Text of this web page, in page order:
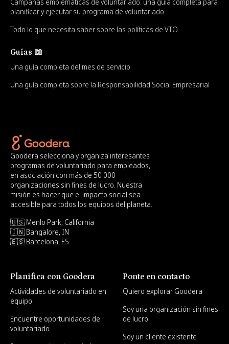
planificar y ejecutar su programa de voluntariado
Todo lo que necesita saber sobre las políticas de VTO
Guías 📖
Una guía completa del mes de servicio
Una guía completa sobre la Responsabilidad Social Empresarial
Goodera selecciona y organiza interesantes
programas de voluntariado para empleados,
en asociación con más de 50 000
organizaciones sin fines de lucro. Nuestra
misión es hacer que el impacto social sea
accesible para todos los equipos del planeta.
🇺🇸 Menlo Park, California
🇮🇳 Bangalore, IN
🇪🇸 Barcelona, ES
Planifica con Goodera
Actividades de voluntariado en
equipo
Encuentre oportunidades de
voluntariado
Ponte en contacto
Quiero explorar Goodera
Soy una organización sin fines
de lucro
Soy un cliente existente